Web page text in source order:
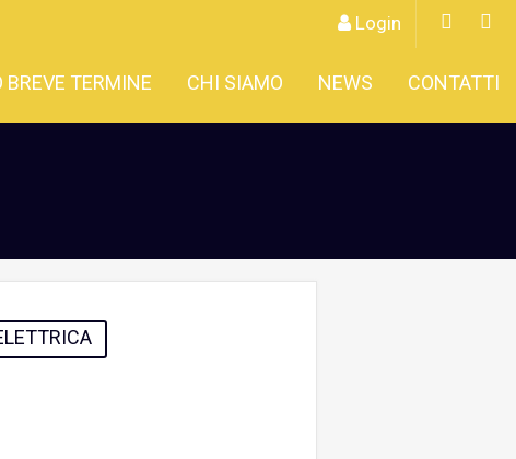
Login
BREVE TERMINE CHI SIAMO NEWS CONTATTI